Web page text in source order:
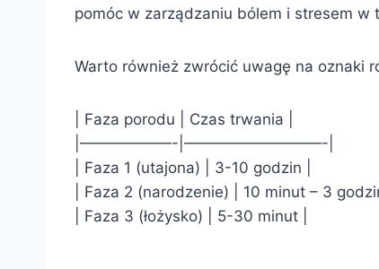
pomóc w zarządzaniu bólem i stresem w
Warto również zwrócić uwagę na oznaki
| Faza porodu | Czas trwania |
|——————-|—————————-|
| Faza 1 (utajona) | 3-10 godzin |
| Faza 2 (narodzenie) | 10 minut – 3
| Faza 3 (łożysko) | 5-30 minut |